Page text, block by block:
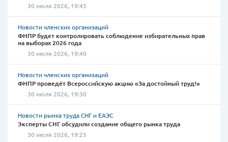
30 июля 2026, 19:45
Новости членских организаций
ФНПР будет контролировать соблюдение избирательных прав
на выборах 2026 года
30 июля 2026, 19:40
Новости членских организаций
ФНПР проведёт Всероссийскую акцию «За достойный труд!»
30 июля 2026, 19:30
Новости рынка труда СНГ и ЕАЭС
Эксперты СНГ обсудили создание общего рынка труда
30 июля 2026, 19:25